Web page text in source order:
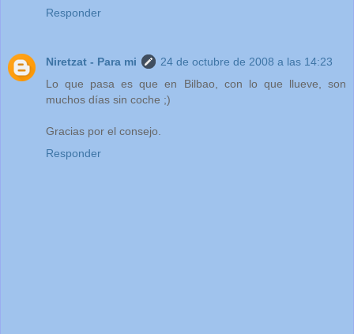
Responder
Niretzat - Para mi
24 de octubre de 2008 a las 14:23
Lo que pasa es que en Bilbao, con lo que llueve, son
muchos días sin coche ;)
Gracias por el consejo.
Responder